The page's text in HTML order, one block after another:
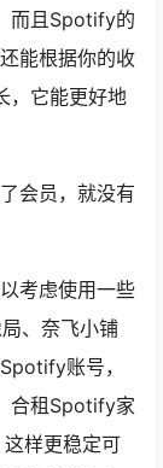
而且Spotify的
能根据你的收
，它能更好地
会员，就没有
考虑使用一些
、奈飞小铺
账号，
合租Spotify家
样更稳定可